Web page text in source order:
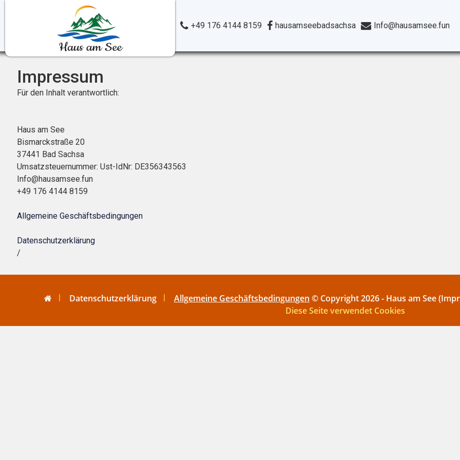
+49 176 4144 8159 hausamseebadsachsa Info@hausamsee.fun
Impressum
Für den Inhalt verantwortlich:
Haus am See
Bismarckstraße 20
37441 Bad Sachsa
Umsatzsteuernummer: Ust-IdNr: DE356343563
Info@hausamsee.fun
+49 176 4144 8159
Allgemeine Geschäftsbedingungen
Datenschutzerklärung
/
Datenschutzerklärung Allgemeine Geschäftsbedingungen © Copyright 2026 - Haus am See
Diese Seite verwendet Cookies